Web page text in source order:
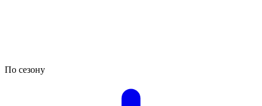
По сезону